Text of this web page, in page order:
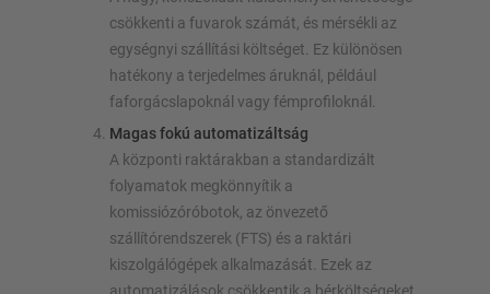
csökkenti a fuvarok számát, és mérsékli az
egységnyi szállítási költséget. Ez különösen
hatékony a terjedelmes áruknál, például
faforgácslapoknál vagy fémprofiloknál.
Magas fokú automatizáltság
A központi raktárakban a standardizált
folyamatok megkönnyítik a
komissiózóróbotok, az önvezető
szállítórendszerek (FTS) és a raktári
kiszolgálógépek alkalmazását. Ezek az